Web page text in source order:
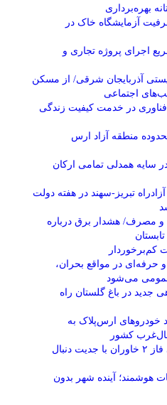
بهره‌برداری
آزمایشگاه خاک در
اجرای پروژه تجاری و
آذربایجان شرقی/ از مسکن
اجتماعی
فناوری در خدمت کیفیت زندگی
منطقه آزاد ارس
سایه همدلی تمامی ارکان
تبریز-سهند در هفته دولت
و مصرف/ هشدار برق درباره
کم‌برخوردار
حرفه‌ای در مواقع بحران،
می‌شود
جدید در باغ گلستان راه
خودروهای ارس‌پلاک به
کشور
رفع مشکلات اراضی فاز ۲ خاوران با جدیت دنبال
هوشمند؛ آینده شهر بدون